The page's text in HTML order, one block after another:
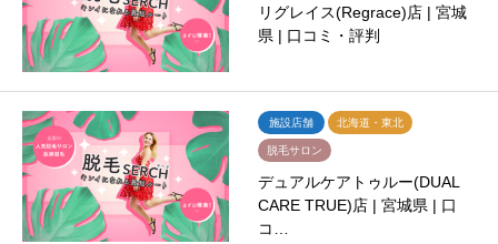
リグレイス(Regrace)店 | 宮城
県 | 口コミ・評判
施設店舗 北海道・東北
脱毛サロン
デュアルケアトゥルー(DUAL
CARE TRUE)店 | 宮城県 | 口
コ…